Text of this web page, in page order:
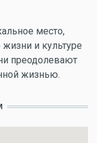
место,
и культуре
преодолевают
жизнью.